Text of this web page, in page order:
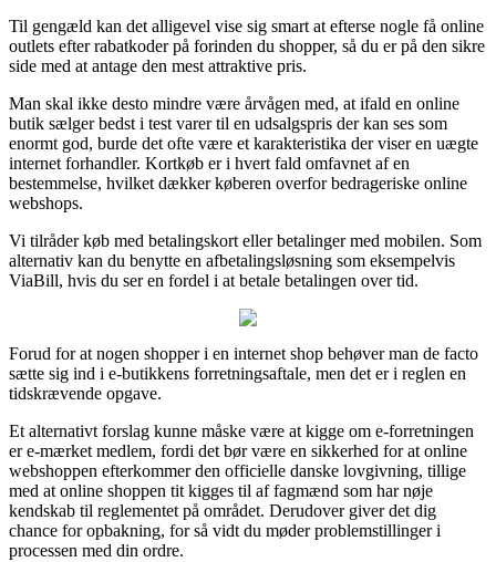
Til gengæld kan det alligevel vise sig smart at efterse nogle få online
outlets efter rabatkoder på forinden du shopper, så du er på den sikre
side med at antage den mest attraktive pris.
Man skal ikke desto mindre være årvågen med, at ifald en online
butik sælger bedst i test varer til en udsalgspris der kan ses som
enormt god, burde det ofte være et karakteristika der viser en uægte
internet forhandler. Kortkøb er i hvert fald omfavnet af en
bestemmelse, hvilket dækker køberen overfor bedrageriske online
webshops.
Vi tilråder køb med betalingskort eller betalinger med mobilen. Som
alternativ kan du benytte en afbetalingsløsning som eksempelvis
ViaBill, hvis du ser en fordel i at betale betalingen over tid.
Forud for at nogen shopper i en internet shop behøver man de facto
sætte sig ind i e-butikkens forretningsaftale, men det er i reglen en
tidskrævende opgave.
Et alternativt forslag kunne måske være at kigge om e-forretningen
er e-mærket medlem, fordi det bør være en sikkerhed for at online
webshoppen efterkommer den officielle danske lovgivning, tillige
med at online shoppen tit kigges til af fagmænd som har nøje
kendskab til reglementet på området. Derudover giver det dig
chance for opbakning, for så vidt du møder problemstillinger i
processen med din ordre.